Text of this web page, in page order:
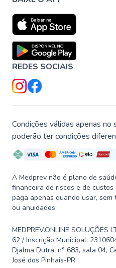
REDES SOCIAIS
Condições válidas apenas
poderão ter condições
A Medprev não é plano de
financeira de riscos e de
paga apenas quando usar,
ou anuidades.
MEDPREV.ONLINE SOLUÇÕES
62 / Inscrição Municipal:
Djalma Dutra, n° 683, sala 04,
José dos Pinhais-PR